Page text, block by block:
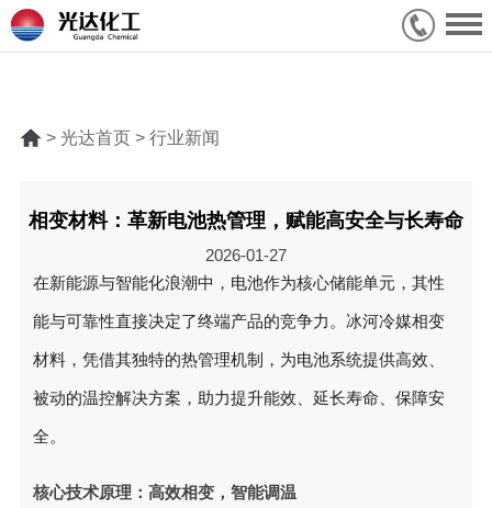
> 光达首页 > 行业新闻
相变材料：革新电池热管理，赋能高安全与长寿命
2026-01-27
在新能源与智能化浪潮中，电池作为核心储能单元，其性
能与可靠性直接决定了终端产品的竞争力。冰河冷媒相变
材料 ，凭借其独特的热管理机制，为电池系统提供高效、
被动的温控解决方案，助力提升能效、延长寿命、保障安
全。
核心技术原理：高效相变，智能调温